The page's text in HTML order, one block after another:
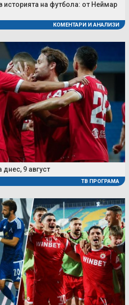
историята на футбола: от Неймар
КОМЕНТАРИ И АНАЛИЗИ
днес, 9 август
ТВ ПРОГРАМА